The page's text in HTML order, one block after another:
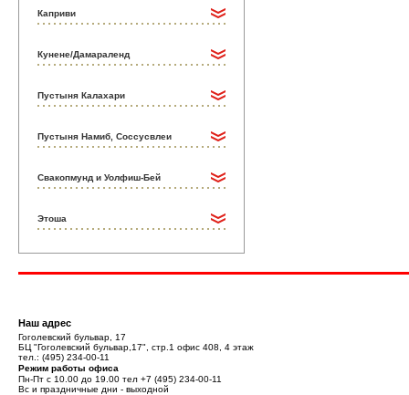
Каприви
Кунене/Дамараленд
Пустыня Калахари
Пустыня Намиб, Соссусвлеи
Свакопмунд и Уолфиш-Бей
Этоша
Наш адрес
Гоголевский бульвар, 17
БЦ "Гоголевский бульвар,17", стр.1 офис 408, 4 этаж
тел.: (495) 234-00-11
Режим работы офиса
Пн-Пт с 10.00 до 19.00 тел +7 (495) 234-00-11
Вс и праздничные дни - выходной